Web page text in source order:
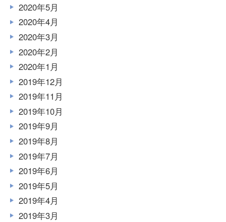
2020年5月
2020年4月
2020年3月
2020年2月
2020年1月
2019年12月
2019年11月
2019年10月
2019年9月
2019年8月
2019年7月
2019年6月
2019年5月
2019年4月
2019年3月